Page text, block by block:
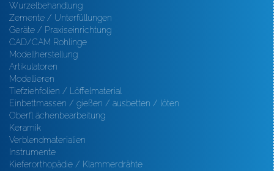
Wurzelbehandlung
Zemente / Unterfüllungen
Geräte / Praxiseinrichtung
CAD/CAM Rohlinge
Modellherstellung
Artikulatoren
Modellieren
Tiefziehfolien / Löffelmaterial
Einbettmassen / gießen / ausbetten / löten
Oberfl ächenbearbeitung
Keramik
Verblendmaterialien
Instrumente
Kieferorthopädie / Klammerdrähte